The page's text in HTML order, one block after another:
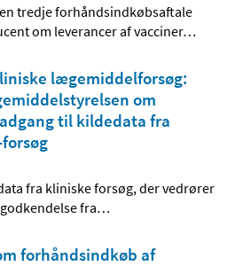
tredje forhåndsindkøbsaftale
om leverancer af vacciner…
lægemiddelforsøg:
om
til kildedata fra
fra kliniske forsøg, der vedrører
fra…
forhåndsindkøb af